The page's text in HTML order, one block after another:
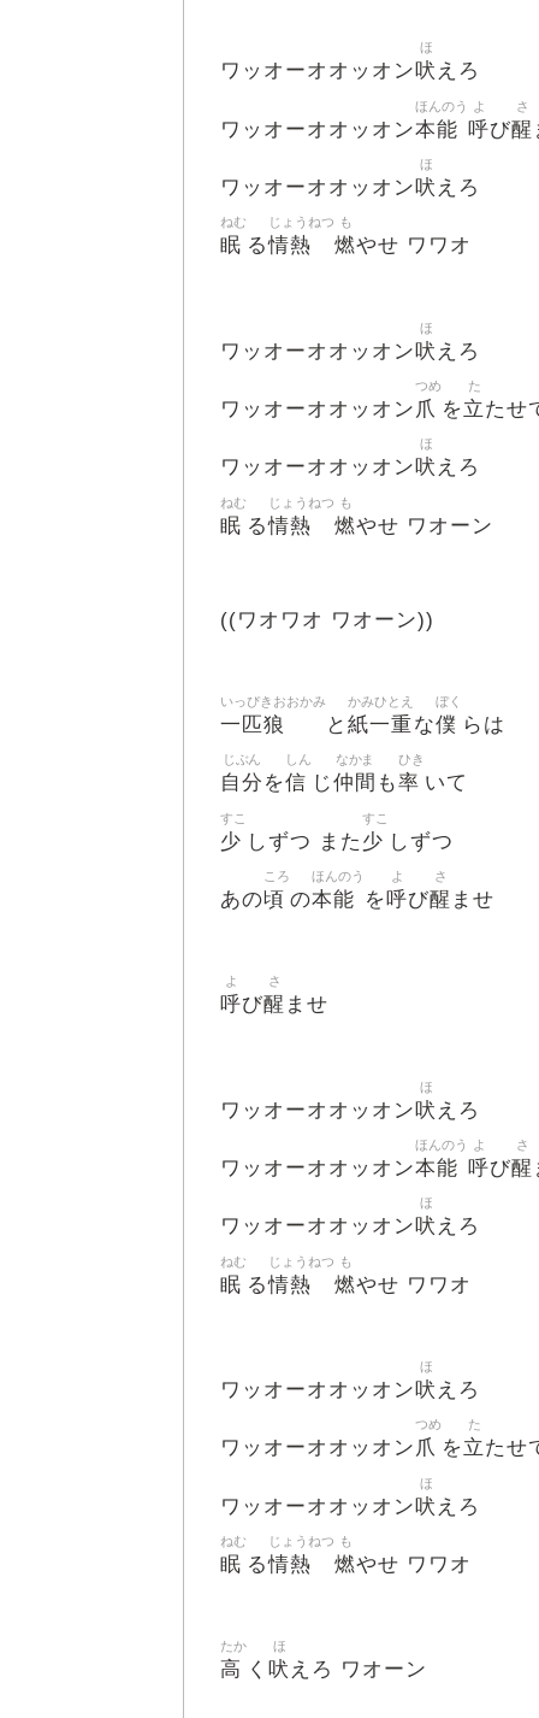
ワッオーオオッオン吠
ほ
えろ
ワッオーオオッオン本能
ほんのう
呼
よ
び醒
さ
ワッオーオオッオン吠
ほ
えろ
眠
ねむ
る情熱
じょうねつ
燃
も
やせ ワワオ
ワッオーオオッオン吠
ほ
えろ
ワッオーオオッオン 爪
つめ
を立
た
たせ
ワッオーオオッオン吠
ほ
えろ
眠
ねむ
る情熱
じょうねつ
燃
も
やせ ワオーン
((ワオワオ ワオーン))
一匹狼
いっぴきおおかみ
と 紙一重
かみひとえ
な僕
ぼく
らは
自分
じぶん
を信
しん
じ仲間
なかま
も率
ひき
いて
少
すこ
しずつ また 少
すこ
しずつ
あの頃
ころ
の本能
ほんのう
を呼
よ
び醒
さ
ませ
呼
よ
び醒
さ
ませ
ワッオーオオッオン吠
ほ
えろ
ワッオーオオッオン本能
ほんのう
呼
よ
び醒
さ
ワッオーオオッオン吠
ほ
えろ
眠
ねむ
る情熱
じょうねつ
燃
も
やせ ワワオ
ワッオーオオッオン吠
ほ
えろ
ワッオーオオッオン 爪
つめ
を立
た
たせ
ワッオーオオッオン吠
ほ
えろ
眠
ねむ
る情熱
じょうねつ
燃
も
やせ ワワオ
高
たか
く 吠
ほ
えろ ワオーン